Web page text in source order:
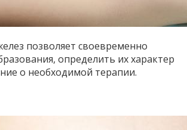
позволяет своевременно
определить их характер
о необходимой терапии.